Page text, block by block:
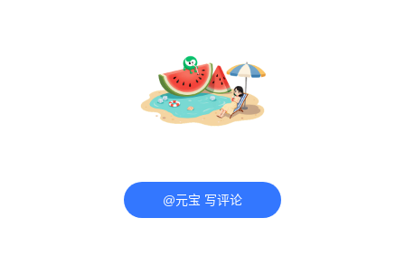
@元宝 写评论